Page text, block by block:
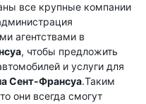
все крупные компании
агентствами в
, чтобы предложить
и услуги для
Сент-Франсуа.Таким
они всегда смогут